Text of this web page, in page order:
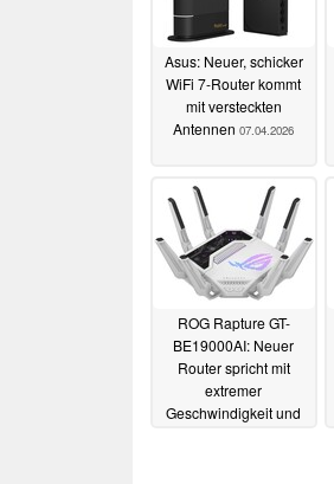
Asus: Neuer, schicker
WiFi 7-Router kommt
mit versteckten
Antennen 07.04.2026
ROG Rapture GT-
BE19000AI: Neuer
Router spricht mit
extremer
Geschwindigkeit und